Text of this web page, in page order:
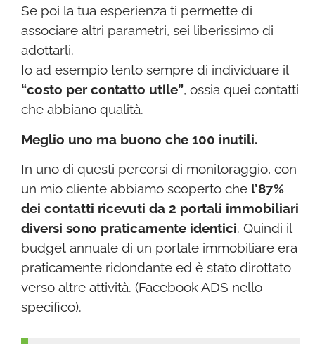
Se poi la tua esperienza ti permette di
associare altri parametri, sei liberissimo di
adottarli.
Io ad esempio tento sempre di individuare il
“costo per contatto utile”, ossia quei contatti
che abbiano qualità.
Meglio uno ma buono che 100 inutili.
In uno di questi percorsi di monitoraggio, con
un mio cliente abbiamo scoperto che l’87%
dei contatti ricevuti da 2 portali immobiliari
diversi sono praticamente identici. Quindi il
budget annuale di un portale immobiliare era
praticamente ridondante ed è stato dirottato
verso altre attività. (Facebook ADS nello
specifico).